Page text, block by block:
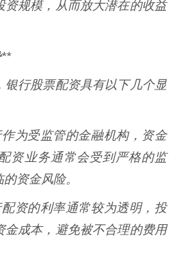
资规模，从而放大潜在的收益
银行股票配资具有以下几个显
为受监管的金融机构，资金
资业务通常会受到严格的监
资金风险。
资的利率通常较为透明，投
金成本，避免被不合理的费用